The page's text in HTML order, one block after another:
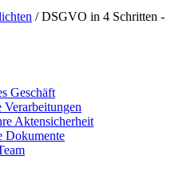
/ DSGVO in 4 Schritten -
Geschäft
Verarbeitungen
Aktensicherheit
Dokumente